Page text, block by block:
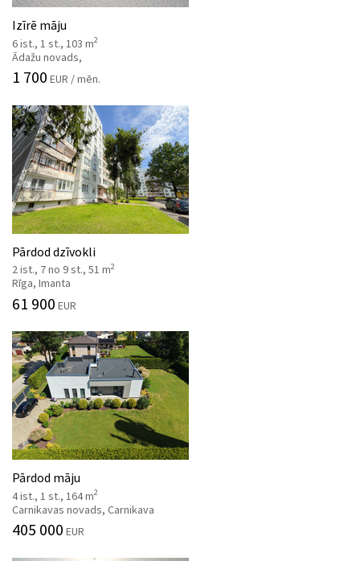
Izīrē māju
6 ist., 1 st., 103 m2
Ādažu novads,
1 700 EUR / mēn.
Pārdod dzīvokli
2 ist., 7 no 9 st., 51 m2
Rīga, Imanta
61 900 EUR
Pārdod māju
4 ist., 1 st., 164 m2
Carnikavas novads, Carnikava
405 000 EUR